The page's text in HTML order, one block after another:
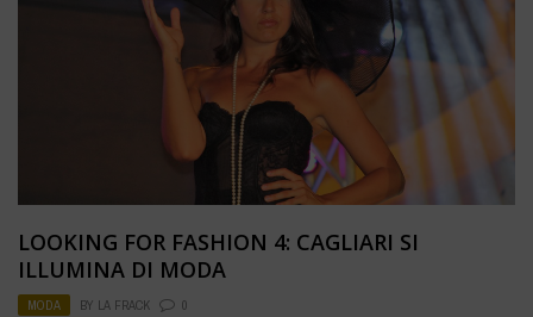
LOOKING FOR FASHION 4: CAGLIARI SI
ILLUMINA DI MODA
MODA BY LA FRACK 0